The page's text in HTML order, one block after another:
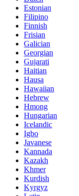
Estonian
Filipino
Finnish
Frisian
Galician
Georgian
Gujarati
Haitian
Hausa
Hawaiian
Hebrew
Hmong
Hungarian
Icelandic
Igbo
Javanese
Kannada
Kazakh
Khmer
Kurdish
Kyrgyz